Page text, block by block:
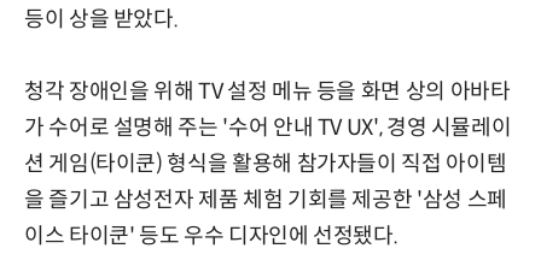
등이 상을 받았다.
청각 장애인을 위해 TV 설정 메뉴 등을 화면 상의 아바타
가 수어로 설명해 주는 '수어 안내 TV UX', 경영 시뮬레이
션 게임(타이쿤) 형식을 활용해 참가자들이 직접 아이템
을 즐기고 삼성전자 제품 체험 기회를 제공한 '삼성 스페
이스 타이쿤' 등도 우수 디자인에 선정됐다.